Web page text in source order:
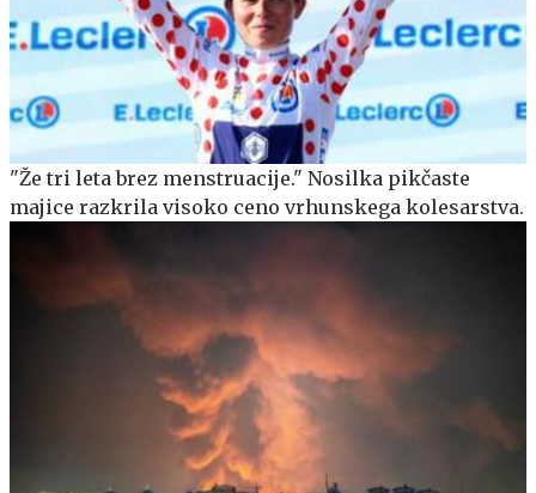
"Že tri leta brez menstruacije." Nosilka pikčaste
majice razkrila visoko ceno vrhunskega kolesarstva.